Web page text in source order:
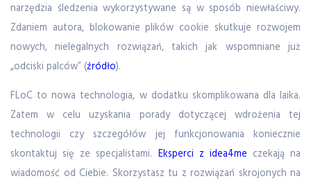
narzędzia śledzenia wykorzystywane są w sposób niewłaściwy.
Zdaniem autora, blokowanie plików cookie skutkuje rozwojem
nowych, nielegalnych rozwiązań, takich jak wspomniane już
„odciski palców” (źródło).
FLoC to nowa technologia, w dodatku skomplikowana dla laika.
Zatem w celu uzyskania porady dotyczącej wdrożenia tej
technologii czy szczegółów jej funkcjonowania koniecznie
skontaktuj się ze specjalistami. Eksperci z idea4me czekają na
wiadomość od Ciebie. Skorzystasz tu z rozwiązań skrojonych na